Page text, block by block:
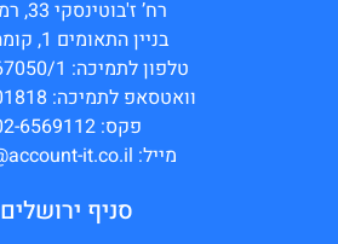
רח’ ז'בוטינסקי 33, רמת-גן
בניין התאומים 1, קומה 11
טלפון לתמיכה: 02-6567050/1
וואטסאפ לתמיכה: 0528401818
פקס: 02-6569112
מייל: info@account-it.co.il
סניף ירושלים